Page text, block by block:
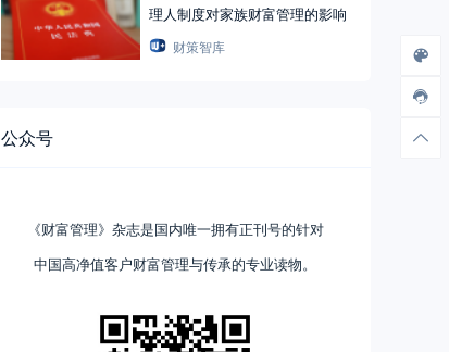
理人制度对家族财富管理的影响
财策智库
公众号
《财富管理》杂志是国内唯一拥有正刊号的针对
中国高净值客户财富管理与传承的专业读物。